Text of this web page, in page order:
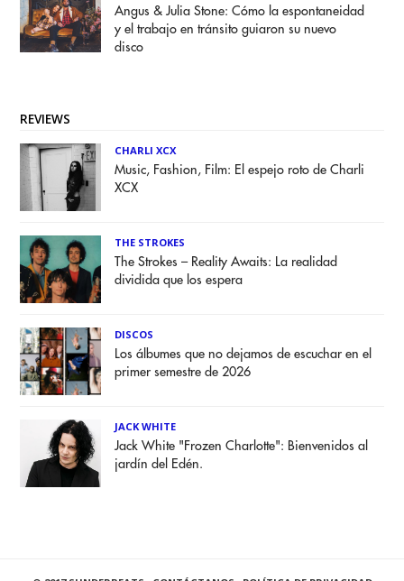
Angus & Julia Stone: Cómo la espontaneidad
y el trabajo en tránsito guiaron su nuevo
disco
REVIEWS
CHARLI XCX
Music, Fashion, Film: El espejo roto de Charli
XCX
THE STROKES
The Strokes – Reality Awaits: La realidad
dividida que los espera
DISCOS
Los álbumes que no dejamos de escuchar en el
primer semestre de 2026
JACK WHITE
Jack White "Frozen Charlotte": Bienvenidos al
jardín del Edén.